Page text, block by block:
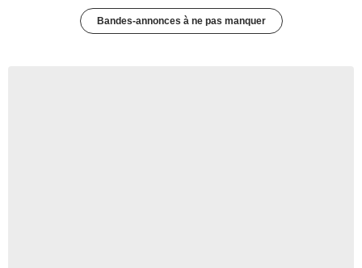
Bandes-annonces à ne pas manquer